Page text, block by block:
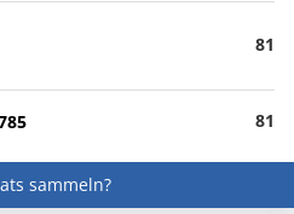
81
81
sammeln?